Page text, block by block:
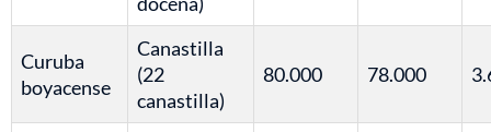
Curuba
boyacense
Canastilla
(22
canastilla)
80.000 78.000